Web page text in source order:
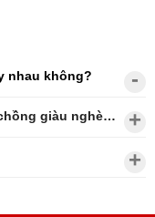
nhau không?
Câu hỏi: Ý nghĩa của việc xem tuổi vợ chồng giàu nghèo?